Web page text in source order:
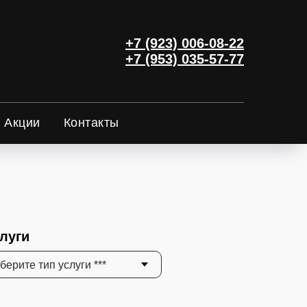
+7 (923) 006-08-22
+7 (953) 035-57-77
Акции Контакты